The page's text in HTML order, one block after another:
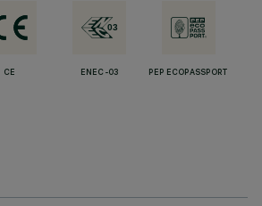
CE ENEC-03 PEP ECOPASSPORT